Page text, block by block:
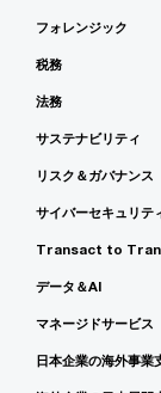
フォレンジック
税務
法務
サステナビリティ
リスク＆ガバナンス
サイバーセキュリテ
Transact to
データ＆AI
マネージドサービス
日本企業の海外事業